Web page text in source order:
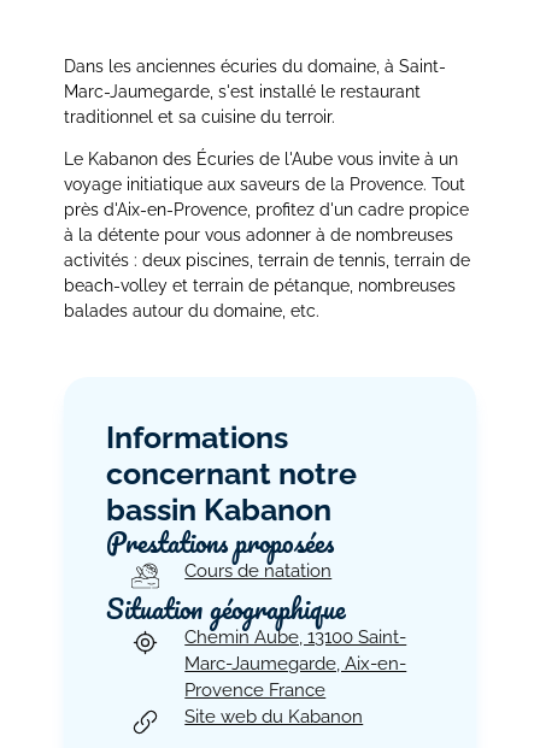
Dans les anciennes écuries du domaine, à Saint-
Marc-Jaumegarde, s'est installé le restaurant
traditionnel et sa cuisine du terroir.
Le Kabanon des Écuries de l'Aube vous invite à un
voyage initiatique aux saveurs de la Provence. Tout
près d'Aix-en-Provence, profitez d'un cadre propice
à la détente pour vous adonner à de nombreuses
activités : deux piscines, terrain de tennis, terrain de
beach-volley et terrain de pétanque, nombreuses
balades autour du domaine, etc.
Informations
concernant notre
bassin Kabanon
Prestations proposées
Cours de natation
Situation géographique
Chemin Aube, 13100 Saint-
Marc-Jaumegarde, Aix-en-
Provence France
Site web du Kabanon